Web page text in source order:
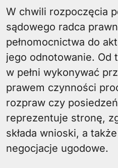
W chwili rozpoczęcia
sądowego radca
pełnomocnictwa do
jego odnotowanie. Od
w pełni wykonywać
prawem czynności
rozpraw czy
reprezentuje stronę,
składa wnioski, a
negocjacje ugodowe.